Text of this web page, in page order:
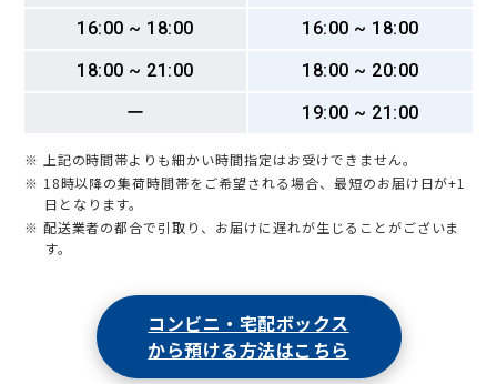
16:00 ~ 18:00
16:00 ~ 18:00
18:00 ~ 21:00
18:00 ~ 20:00
ー
19:00 ~ 21:00
※ 上記の時間帯よりも細かい時間指定はお受けできません。
※ 18時以降の集荷時間帯をご希望される場合、最短のお届け日が+1
日となります。
※ 配送業者の都合で引取り、お届けに遅れが生じることがございま
す。
コンビニ・宅配ボックス
から預ける方法はこちら